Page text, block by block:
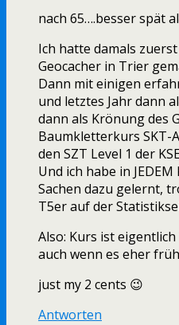
nach 65….besser spät
Ich hatte damals
Geocacher in Trier
Dann mit einigen
und letztes Jahr dann
dann als Krönung des
Baumkletterkurs SKT-
den SZT Level 1 der
Und ich habe in
Sachen dazu gelernt,
T5er auf der
Also: Kurs ist
auch wenn es eher
just my 2 cents 😉
Antworten